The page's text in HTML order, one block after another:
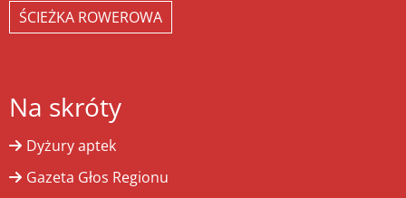
ŚCIEŻKA ROWEROWA
Na skróty
Dyżury aptek
Gazeta Głos Regionu